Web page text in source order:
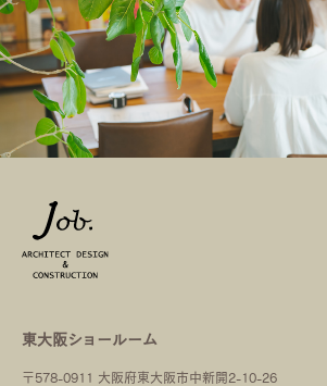
東大阪ショールーム
〒578-0911 大阪府東大阪市中新開2-10-26